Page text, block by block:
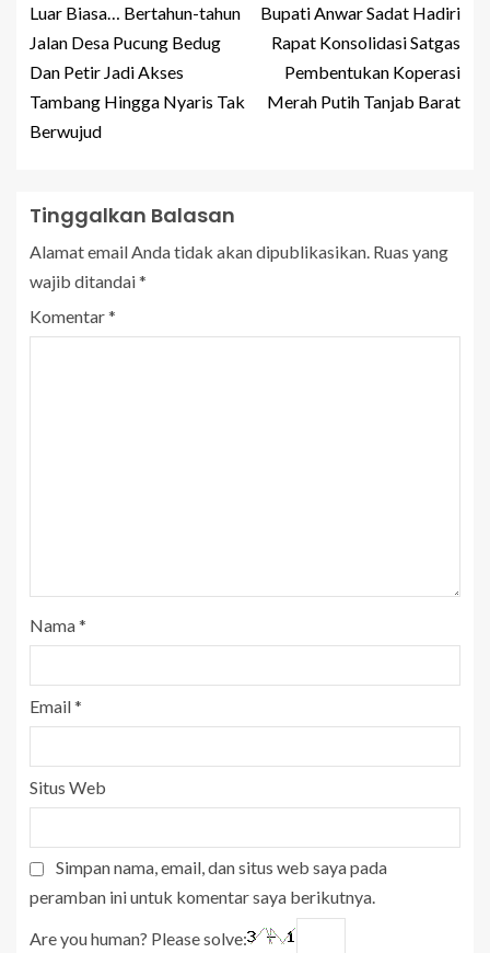
Luar Biasa… Bertahun-tahun
Jalan Desa Pucung Bedug
Dan Petir Jadi Akses
Tambang Hingga Nyaris Tak
Berwujud
Bupati Anwar Sadat Hadiri
Rapat Konsolidasi Satgas
Pembentukan Koperasi
Merah Putih Tanjab Barat
Tinggalkan Balasan
Alamat email Anda tidak akan dipublikasikan. Ruas yang
wajib ditandai*
Komentar*
Nama*
Email*
Situs Web
Simpan nama, email, dan situs web saya pada
peramban ini untuk komentar saya berikutnya.
Are you human? Please solve: